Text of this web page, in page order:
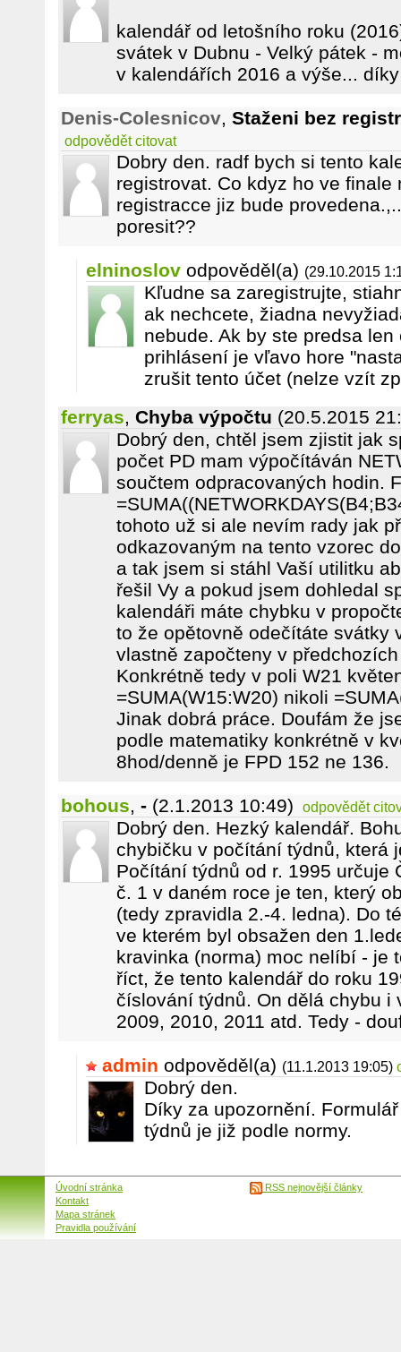
kalendář od letošního roku
svátek v Dubnu - Velký pátek -
v kalendářích 2016 a výše...
Denis-Colesnicov, Staženi bez
odpovědět citovat
Dobry den. radf bych si tento
registrovat. Co kdyz ho ve finale
registracce jiz bude
poresit??
elninoslov odpověděl(a) (29.10.2015
Kľudne sa zaregistrujte,
ak nechcete, žiadna
nebude. Ak by ste predsa
prihlásení je vľavo hore
zrušit tento účet (nelze vzít
ferryas, Chyba výpočtu (20.5.2015
Dobrý den, chtěl jsem zjistit jak
počet PD mam výpočítáván
součtem odpracovaných hodin.
tohoto už si ale nevím rady jak
odkazovaným na tento vzorec
a tak jsem si stáhl Vaší utilitku
řešil Vy a pokud jsem dohledal
kalendáři máte chybku v
to že opětovně odečítáte svátky
vlastně započteny v
Konkrétně tedy v poli W21
=SUMA(W15:W20) nikoli
Jinak dobrá práce. Doufám že
podle matematiky konkrétně v
8hod/denně je FPD 152 ne 136.
bohous, - (2.1.2013 10:49) odpovědět
Dobrý den. Hezký kalendář.
chybičku v počítání týdnů, která
Počítání týdnů od r. 1995 určuje
č. 1 v daném roce je ten, který
(tedy zpravidla 2.-4. ledna). Do
ve kterém byl obsažen den
kravinka (norma) moc nelíbí - je
říct, že tento kalendář do roku
číslování týdnů. On dělá chybu i
2009, 2010, 2011 atd. Tedy -
admin odpověděl(a) (11.1.2013 19:05)
Dobrý den.
Díky za upozornění.
týdnů je již podle normy.
Úvodní stránka
Kontakt
Mapa stránek
Pravidla používání
RSS nejnovější články